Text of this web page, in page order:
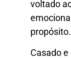
voltado
propósito.
Casado